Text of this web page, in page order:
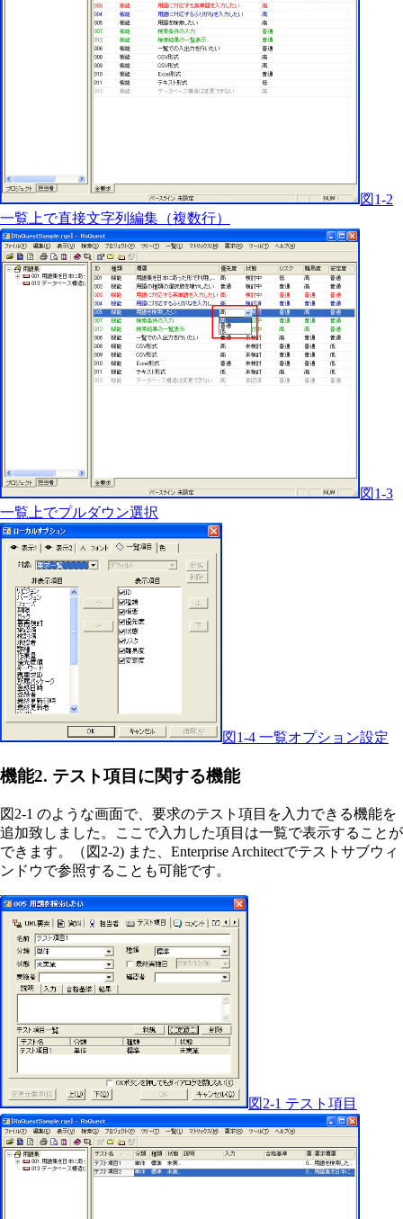
図1-2
一覧上で直接文字列編集（複数行）
図1-3
一覧上でプルダウン選択
図1-4 一覧オプション設定
機能2. テスト項目に関する機能
図2-1 のような画面で、要求のテスト項目を入力できる機能を
追加致しました。ここで入力した項目は一覧で表示することが
できます。（図2-2) また、Enterprise Architectでテストサブウィ
ンドウで参照することも可能です。
図2-1 テスト項目